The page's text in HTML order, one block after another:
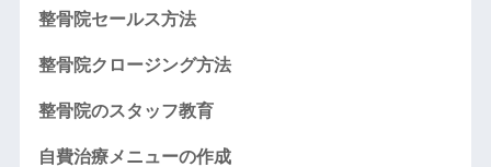
整骨院セールス方法
整骨院クロージング方法
整骨院のスタッフ教育
自費治療メニューの作成